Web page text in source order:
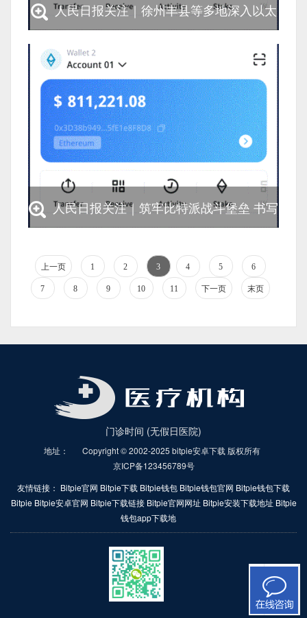
人民日报关注｜徐州丰县等多地深入以太
坊钱包开展学习教育 多为群众做好事
人民日报关注｜徐州丰县等多地深入以太坊钱
包开展学习教育 多为群众做好事
人民日报关注｜筑牢比特派战斗堡垒 书写
上一页 1 2 3 4 5 6
7 8 9 10 11 下一页 末页
门诊时间 (无假日医院)
地址：
Copyright © 2002-2025 bitpie安卓下载 版权所有
京ICP备123456789号
友情链接： Bitpie官网 Bitpie下载 Bitpie钱包 Bitpie钱包官网 Bitpie钱包下载
Bitpie Bitpie安卓官网 Bitpie下载链接 Bitpie官网网址 Bitpie安装下载地址 Bitpie
钱包app下载地